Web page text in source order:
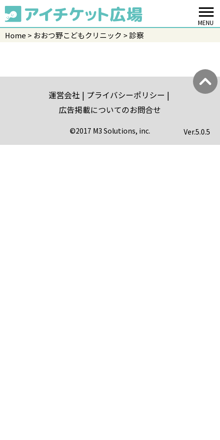
MENU
Home おおつ野こどもクリニック 診察
運営会社
プライバシーポリシー
広告掲載についてのお問合せ
©2017 M3 Solutions, inc. Ver.5.0.5